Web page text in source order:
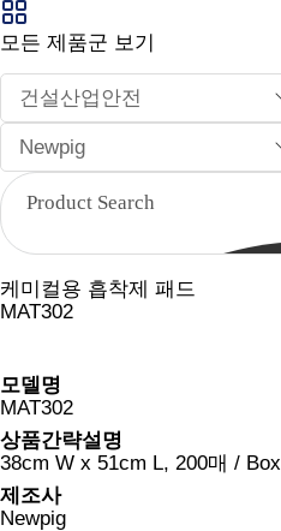
모든 제품군 보기
건설산업안전
Newpig
케미컬용 흡착제 패드
MAT302
모델명
MAT302
상품간략설명
38cm W x 51cm L, 200매 / Box
제조사
Newpig